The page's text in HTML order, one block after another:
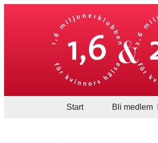
Start Bli medlem